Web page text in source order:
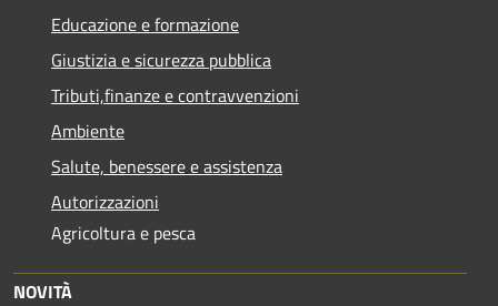
Educazione e formazione
Giustizia e sicurezza pubblica
Tributi,finanze e contravvenzioni
Ambiente
Salute, benessere e assistenza
Autorizzazioni
Agricoltura e pesca
NOVITÀ